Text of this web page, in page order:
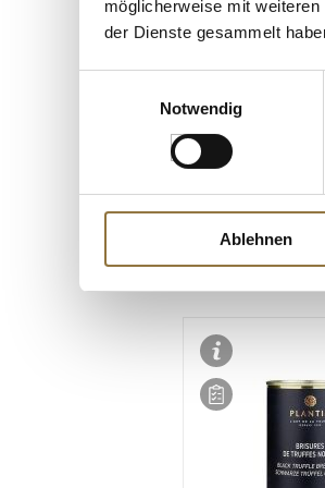
möglicherweise mit
der Dienste gesammelt
Notwendig
Ablehnen
Winteredeltrüffel
Trüffelstücke,
ATG 50g
€ 1736,00*/ kg